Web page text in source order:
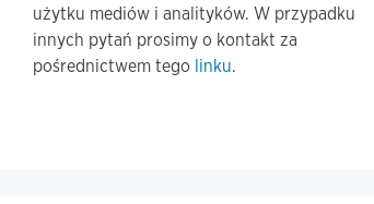
użytku mediów i analityków. W przypadku
innych pytań prosimy o kontakt za
pośrednictwem tego linku.